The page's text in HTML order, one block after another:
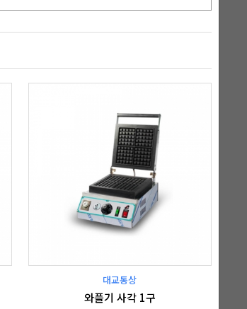
대교통상
와플기 사각 1구